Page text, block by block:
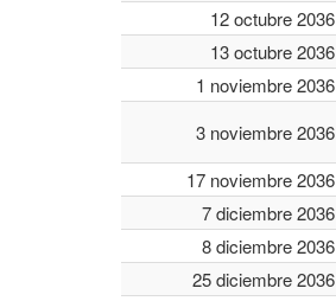
12 octubre 2036
13 octubre 2036
1 noviembre 2036
3 noviembre 2036
17 noviembre 2036
7 diciembre 2036
8 diciembre 2036
25 diciembre 2036